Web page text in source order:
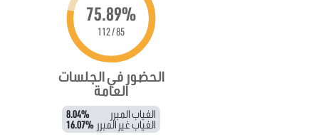
75.89%
85 / 112
الحضور في الجلسات
العامة
الغياب المبرر 8.04%
الغياب غير المبرر 16.07%